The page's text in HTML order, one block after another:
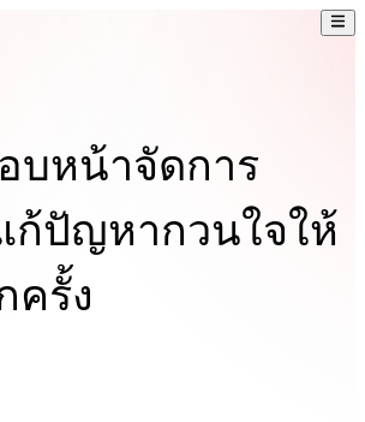
บหน้าจัดการ
ก้ปัญหากวนใจให้
ครั้ง